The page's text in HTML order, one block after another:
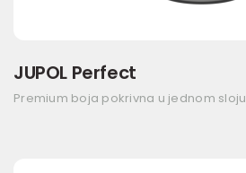
JUPOL Perfect
Premium boja pokrivna u jednom sloju